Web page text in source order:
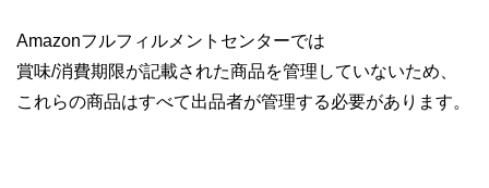
Amazonフルフィルメントセンターでは
賞味/消費期限が記載された商品を管理していないため、
これらの商品はすべて出品者が管理する必要があります。